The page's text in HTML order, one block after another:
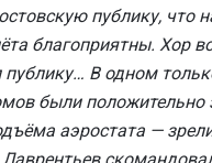
публику, что
благоприятны. Хор
В одном
были
аэростата —